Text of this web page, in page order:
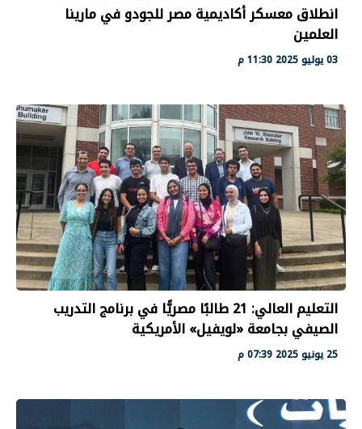
انطلاق معسكر أكاديمية مصر للجودو في مارينا
العلمين
03 يوليو 2025 11:30 م
التعليم العالي: 21 طالبًا مصريًّا في برنامج التدريب
الصيفي بجامعة «لويفيل» الأمريكية
25 يونيو 2025 07:39 م